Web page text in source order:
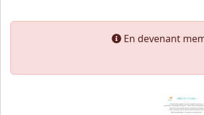
En devenant